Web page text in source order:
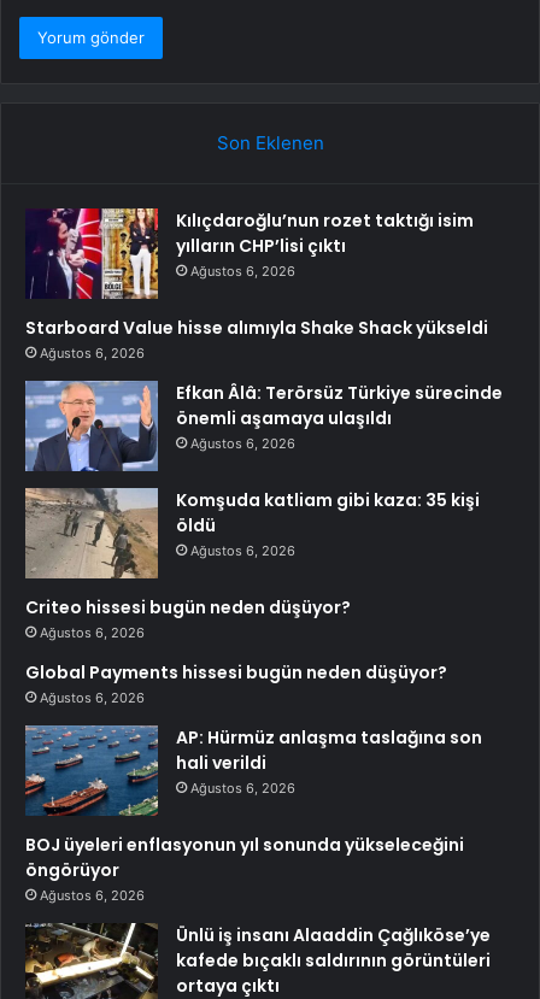
Son Eklenen
Kılıçdaroğlu’nun rozet taktığı isim
yılların CHP’lisi çıktı
Ağustos 6, 2026
Starboard Value hisse alımıyla Shake Shack yükseldi
Ağustos 6, 2026
Efkan Âlâ: Terörsüz Türkiye sürecinde
önemli aşamaya ulaşıldı
Ağustos 6, 2026
Komşuda katliam gibi kaza: 35 kişi
öldü
Ağustos 6, 2026
Criteo hissesi bugün neden düşüyor?
Ağustos 6, 2026
Global Payments hissesi bugün neden düşüyor?
Ağustos 6, 2026
AP: Hürmüz anlaşma taslağına son
hali verildi
Ağustos 6, 2026
BOJ üyeleri enflasyonun yıl sonunda yükseleceğini
öngörüyor
Ağustos 6, 2026
Ünlü iş insanı Alaaddin Çağlıköse’ye
kafede bıçaklı saldırının görüntüleri
ortaya çıktı